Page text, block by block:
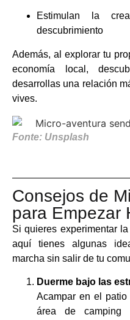
Estimulan la
descubrimiento
Además, al explorar tu
economía local,
desarrollas una relación
vives.
Fonte: Unsplash
Consejos de
para Empezar
Si quieres experimentar
aquí tienes algunas
marcha sin salir de tu
Duerme bajo las
Acampar en el
área de camping